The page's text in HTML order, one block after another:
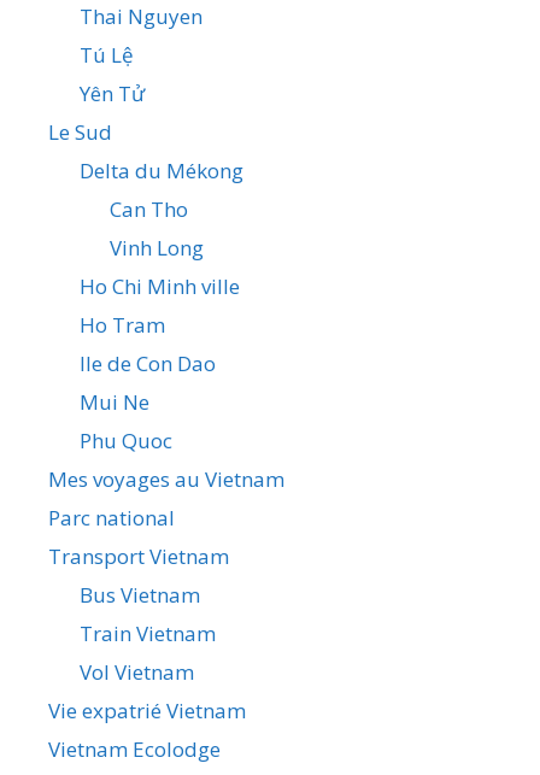
Thai Nguyen
Tú Lệ
Yên Tử
Le Sud
Delta du Mékong
Can Tho
Vinh Long
Ho Chi Minh ville
Ho Tram
Ile de Con Dao
Mui Ne
Phu Quoc
Mes voyages au Vietnam
Parc national
Transport Vietnam
Bus Vietnam
Train Vietnam
Vol Vietnam
Vie expatrié Vietnam
Vietnam Ecolodge